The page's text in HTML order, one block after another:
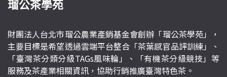
瑠公茶學苑
財團法人台北市瑠公農業產銷基金會創辦「瑠公茶學苑」，
主要目標是希望透過雲端平台整合「茶葉感官品評訓練」、
「臺灣茶分類分級TAGs風味輪」、「有機茶分級競技」等
服務及茶產業相關資訊，協助行銷推廣臺灣特色茶。